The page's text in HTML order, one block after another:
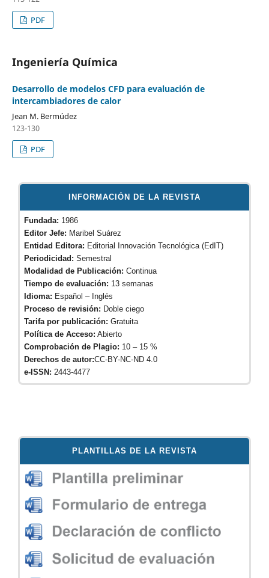
PDF
Ingeniería Química
Desarrollo de modelos CFD para evaluación de
intercambiadores de calor
Jean M. Bermúdez
123-130
PDF
INFORMACIÓN DE LA REVISTA
Fundada: 1986
Editor Jefe: Maribel Suárez
Entidad Editora: Editorial Innovación Tecnológica (EdIT)
Periodicidad: Semestral
Modalidad de Publicación: Continua
Tiempo de evaluación: 13 semanas
Idioma: Español – Inglés
Proceso de revisión: Doble ciego
Tarifa por publicación: Gratuita
Política de Acceso: Abierto
Comprobación de Plagio: 10 – 15 %
Derechos de autor:CC-BY-NC-ND 4.0
e-ISSN: 2443-4477
PLANTILLAS DE LA REVISTA